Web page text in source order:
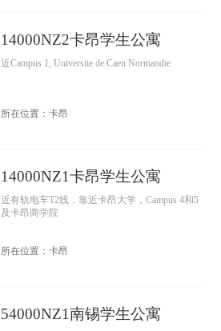
14000NZ2卡昂学生公寓
近Campus 1, Universite de Caen Normandie
所在位置：卡昂
14000NZ1卡昂学生公寓
近有轨电车T2线，靠近卡昂大学，Campus 4和5
及卡昂商学院
所在位置：卡昂
54000NZ1南锡学生公寓